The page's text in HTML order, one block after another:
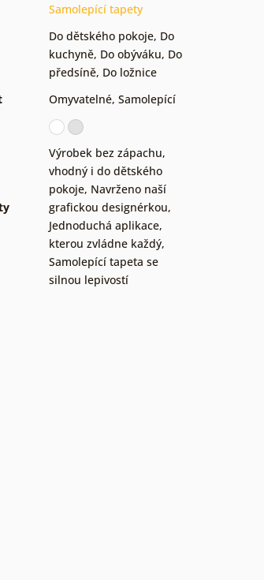
Samolepící tapety
Do dětského pokoje, Do
kuchyně, Do obýváku, Do
předsíně, Do ložnice
Omyvatelné, Samolepící
Výrobek bez zápachu,
vhodný i do dětského
pokoje, Navrženo naší
grafickou designérkou,
Jednoduchá aplikace,
kterou zvládne každý,
Samolepící tapeta se
silnou lepivostí